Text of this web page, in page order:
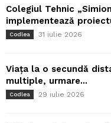
Colegiul Tehnic
implementează
Codlea 31 iulie 2026
Viața la o secundă
multiple, urmare...
Codlea 29 iulie 2026